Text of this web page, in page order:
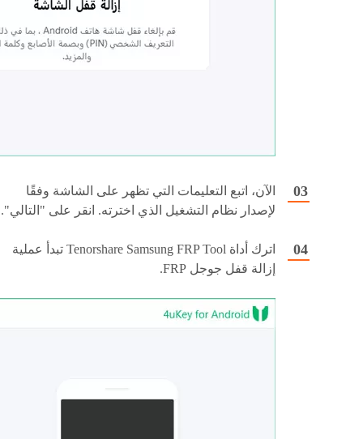
الآن، اتبع التعليمات التي تظهر على الشاشة وفقًا
لإصدار نظام التشغيل الذي اخترته. انقر على "التالي".
اترك أداة Tenorshare Samsung FRP Tool تبدأ عملية
إزالة قفل جوجل FRP.